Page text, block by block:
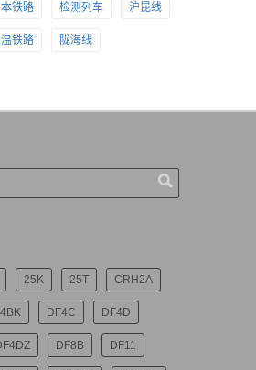
本铁路 检测列车 沪昆线
铁路 陇海线
25K 25T CRH2A
DF4C DF4D
DF8B DF11